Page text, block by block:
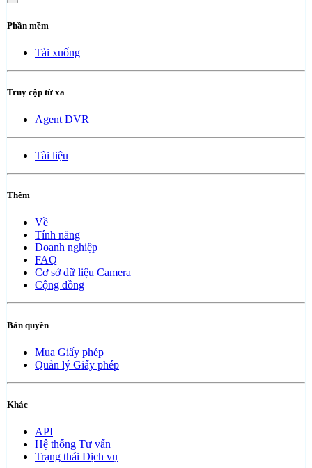
Phần mềm
Tải xuống
Truy cập từ xa
Agent DVR
Tài liệu
Thêm
Về
Tính năng
Doanh nghiệp
FAQ
Cơ sở dữ liệu Camera
Cộng đồng
Bản quyền
Mua Giấy phép
Quản lý Giấy phép
Khác
API
Hệ thống Tư vấn
Trạng thái Dịch vụ